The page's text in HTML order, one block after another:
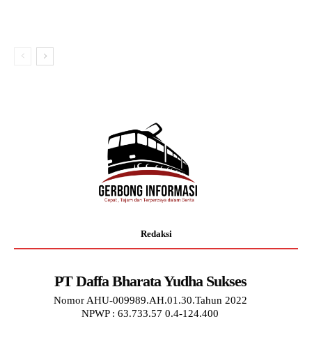
Redaksi
PT Daffa Bharata Yudha Sukses
Nomor AHU-009989.AH.01.30.Tahun 2022
NPWP : 63.733.57 0.4-124.400